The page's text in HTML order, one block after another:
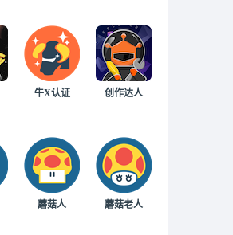
牛X认证 创作达人
蘑菇人 蘑菇老人